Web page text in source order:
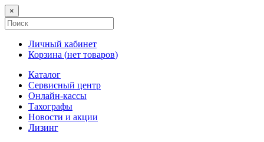
×
Личный кабинет
Корзина (нет товаров)
Каталог
Сервисный центр
Онлайн-кассы
Тахографы
Новости и акции
Лизинг